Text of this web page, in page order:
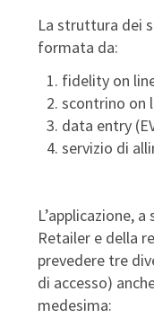
La struttura dei
formata da:
fidelity on
scontrino on
data entry
servizio di
L’applicazione,
Retailer e della
prevedere tre
di accesso)
medesima: